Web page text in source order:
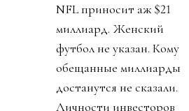
NFL приносит аж $21
миллиард. Женский
футбол не указан. Кому
обещанные миллиарды
достанутся не сказали.
Личности инвесторов